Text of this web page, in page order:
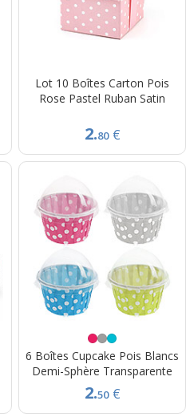
Lot 10 Boîtes Carton Pois
Rose Pastel Ruban Satin
2.80 €
6 Boîtes Cupcake Pois Blancs
Demi-Sphère Transparente
2.50 €